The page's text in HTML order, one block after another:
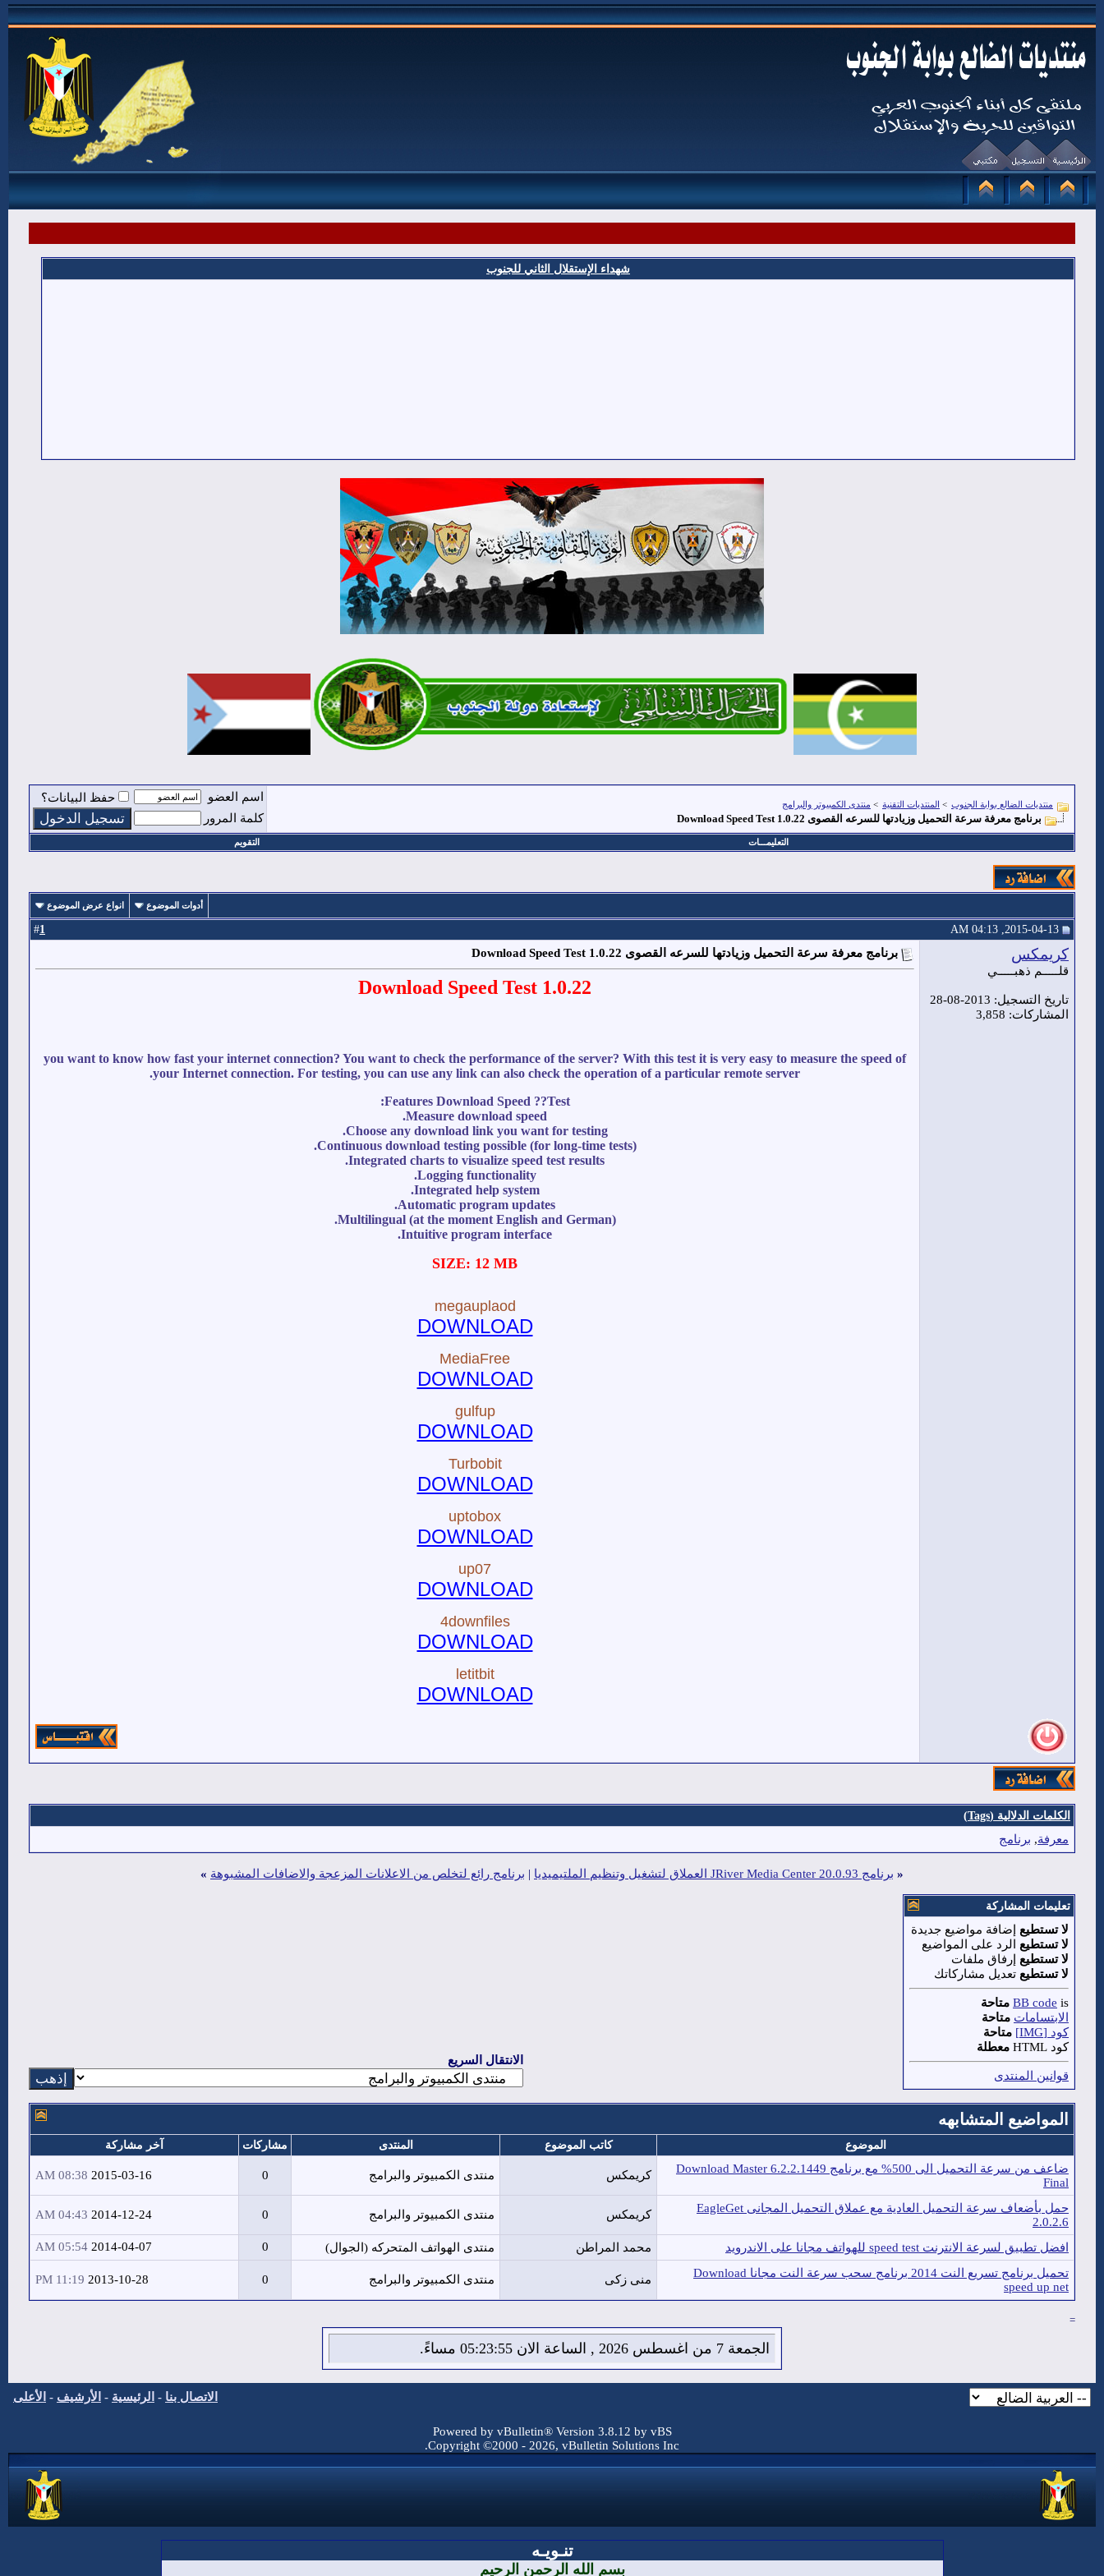
شهداء الإستقلال الثاني للجنوب
منتديات الضالع بوابة الجنوب > المنتديات التقنية > منتدى الكمبيوتر والبرامج
برنامج معرفة سرعة التحميل وزيادتها للسرعه القصوى Download Speed Test 1.0.22
اسم العضو
حفظ البيانات؟
كلمة المرور
التعليمـــات التقويم
أدوات الموضوع انواع عرض الموضوع
1
كريمكس
قلـــــم ذهبـــــي
تاريخ التسجيل: 2013-08-28
المشاركات: 3,858
برنامج معرفة سرعة التحميل وزيادتها للسرعه القصوى Download Speed Test 1.0.22
Download Speed Test 1.0.22
you want to know how fast your internet connection? You want to check the performance of the server? With this test it is very easy to measure the speed of
your Internet connection. For testing, you can use any link can also check the operation of a particular remote server.
Features Download Speed ??Test:
Measure download speed.
Choose any download link you want for testing.
Continuous download testing possible (for long-time tests).
Integrated charts to visualize speed test results.
Logging functionality.
Integrated help system.
Automatic program updates.
Multilingual (at the moment English and German).
Intuitive program interface.
SIZE: 12 MB
megauplaod
DOWNLOAD
MediaFree
DOWNLOAD
gulfup
DOWNLOAD
Turbobit
DOWNLOAD
uptobox
DOWNLOAD
up07
DOWNLOAD
4downfiles
DOWNLOAD
letitbit
DOWNLOAD
الكلمات الدلالية (Tags)
معرفة, برنامج
« برنامج JRiver Media Center 20.0.93 العملاق لتشغيل وتنظيم الملتيميديا | برنامج رائع لتخلص من الاعلانات المزعجة والاضافات المشبوهة »
تعليمات المشاركة
لا تستطيع إضافة مواضيع جديدة
لا تستطيع الرد على المواضيع
لا تستطيع إرفاق ملفات
لا تستطيع تعديل مشاركاتك
BB code is
متاحة
الابتسامات متاحة
كود [IMG]
متاحة
كود HTML
معطلة
قوانين المنتدى
الانتقال السريع
المواضيع المتشابهه
الموضوع كاتب الموضوع المنتدى مشاركات آخر مشاركة
ضاعف من سرعة التحميل الى 500% مع برنامج Download Master 6.2.2.1449
Final
كريمكس منتدى الكمبيوتر والبرامج 0
2015-03-16
08:38 AM
حمل بأضعاف سرعة التحميل العادية مع عملاق التحميل المجانى EagleGet
2.0.2.6
كريمكس منتدى الكمبيوتر والبرامج 0
2014-12-24
04:43 AM
افضل تطبيق لسرعة الانترنت speed test للهواتف مجانا على الاندرويد محمد المراطن منتدى الهواتف المتحركه (الجوال) 0
2014-04-07
05:54 AM
تحميل برنامج تسريع النت 2014 برنامج سحب سرعة النت مجانا Download
speed up net
منى زكى منتدى الكمبيوتر والبرامج 0
2013-10-28
11:19 PM
=
الجمعة 7 من اغسطس 2026 , الساعة الان 05:23:55 مساءً.
الاتصال بنا - الرئيسية - الأرشيف - الأعلى
Powered by vBulletin® Version 3.8.12 by vBS
Copyright ©2000 - 2026, vBulletin Solutions Inc.
تنـويـه
بسم الله الرحمن الرحيم